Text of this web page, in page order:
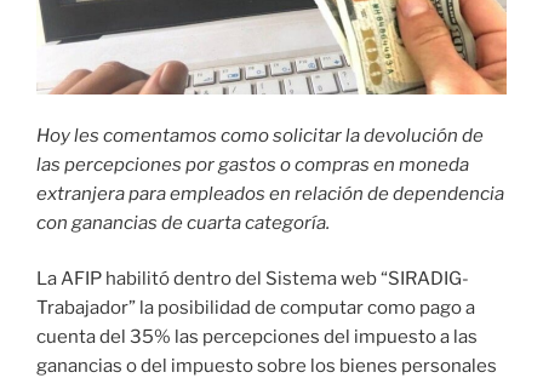
Hoy les comentamos como solicitar la devolución de
las percepciones por gastos o compras en moneda
extranjera para empleados en relación de dependencia
con ganancias de cuarta categoría.
La AFIP habilitó dentro del Sistema web “SIRADIG-
Trabajador” la posibilidad de computar como pago a
cuenta del 35% las percepciones del impuesto a las
ganancias o del impuesto sobre los bienes personales